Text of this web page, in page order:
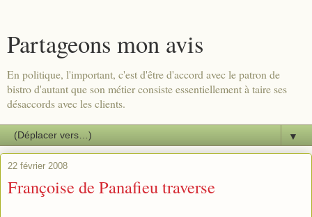
Partageons mon avis
En politique, l'important, c'est d'être d'accord avec le patron de
bistro d'autant que son métier consiste essentiellement à taire ses
désaccords avec les clients.
▼
22 février 2008
Françoise de Panafieu traverse